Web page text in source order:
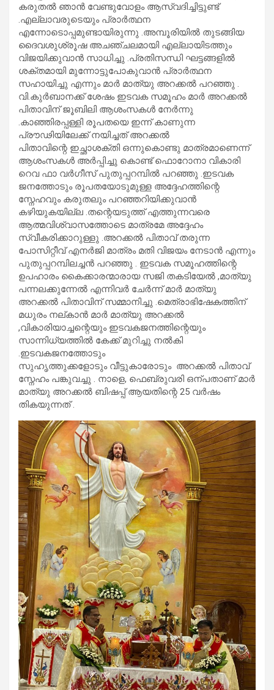
കരുതൽ ഞാൻ വേണ്ടുവോളം ആസ്വദിച്ചിട്ടുണ്ട്
.എല്ലാവരുടെയും പ്രാർത്ഥന
എന്നോടൊപ്പമുണ്ടായിരുന്നു .അമ്പൂരിയിൽ തുടങ്ങിയ
ദൈവശുശ്രൂഷ അചഞ്ചലമായി എല്ലായിടത്തും
വിജയിക്കുവാൻ സാധിച്ചു .പ്രതിസന്ധി ഘട്ടങ്ങളിൽ
ശക്തമായി മുന്നോട്ടുപോകുവാൻ പ്രാർത്ഥന
സഹായിച്ചു എന്നും മാർ മാത്യു അറക്കൽ പറഞ്ഞു .
വി.കുർബാനക്ക് ശേഷം ഇടവക സമൂഹം മാർ അറക്കൽ
പിതാവിന് ജൂബിലി ആശംസകൾ നേർന്നു
.കാഞ്ഞിരപ്പള്ളി രൂപതയെ ഇന്ന് കാണുന്ന
പ്രൗഢിയിലേക്ക് നയിച്ചത് അറക്കൽ
പിതാവിന്റെ ഇച്ഛാശക്തി ഒന്നുകൊണ്ടു മാത്രമാണെന്ന്
ആശംസകൾ അർപ്പിച്ചു കൊണ്ട് ഫൊറോനാ വികാരി
റെവ ഫാ വർഗീസ് പുതുപ്പറമ്പിൽ പറഞ്ഞു .ഇടവക
ജനത്തോടും രൂപതയോടുമുള്ള അദ്ദേഹത്തിന്റെ
സ്നേഹവും കരുതലും പറഞ്ഞറിയിക്കുവാൻ
കഴിയുകയില്ല .തന്റെയടുത്ത് എത്തുന്നവരെ
ആത്മവിശ്വാസത്തോടെ മാത്രമേ അദ്ദേഹം
സ്വീകരിക്കാറുള്ളു .അറക്കൽ പിതാവ് തരുന്ന
പോസിറ്റീവ് എനർജി മാത്രം മതി വിജയം നേടാൻ എന്നും
പുതുപ്പറമ്പിലച്ചൻ പറഞ്ഞു . ഇടവക സമൂഹത്തിന്റെ
ഉപഹാരം കൈക്കാരന്മാരായ സജി തകടിയേൽ ,മാത്യു
പന്നലക്കുന്നേൽ എന്നിവർ ചേർന്ന് മാർ മാത്യു
അറക്കൽ പിതാവിന് സമ്മാനിച്ചു .മെത്രാഭിഷേകത്തിന്
മധുരം നല്കാൻ മാർ മാത്യു അറക്കൽ
,വികാരിയാച്ചന്റെയും ഇടവകജനത്തിന്റെയും
സാന്നിധ്യത്തിൽ കേക്ക് മുറിച്ചു നൽകി
.ഇടവകജനത്തോടും
സുഹൃത്തുക്കളോടും വീട്ടുകാരോടും അറക്കൽ പിതാവ്
സ്നേഹം പങ്കുവച്ചു . നാളെ, ഫെബ്രുവരി ഒന്പതാണ് മാർ
മാത്യു അറക്കൽ ബിഷപ്പ് ആയതിന്റെ 25 വർഷം
തികയുന്നത് .